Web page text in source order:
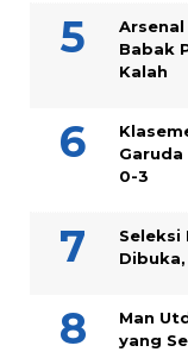
Babak
Kalah
0-3
Seleksi
Man
yang